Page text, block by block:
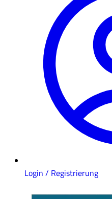
Login / Registrierung